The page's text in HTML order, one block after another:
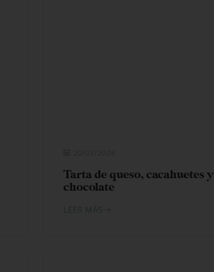
Tarta de queso, cacahuetes y
chocolate
LEER MÁS